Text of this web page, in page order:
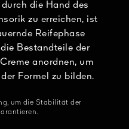
die Hand des
zu erreichen, ist
Reifephase
Bestandteile der
anordnen, um
Formel zu bilden.
um die Stabilität der